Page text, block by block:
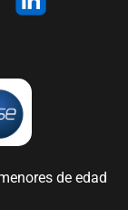
de edad